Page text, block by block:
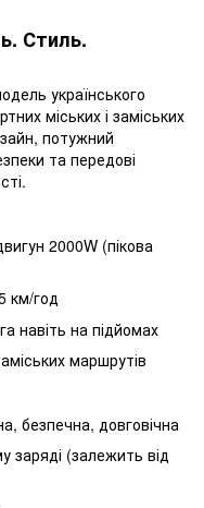
Стиль.
українського
міських і заміських
потужний
та передові
2000W (пікова
км/год
навіть на підйомах
маршрутів
безпечна, довговічна
(залежить від